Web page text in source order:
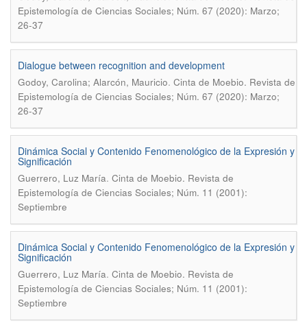
Epistemología de Ciencias Sociales; Núm. 67 (2020): Marzo;
26-37
Dialogue between recognition and development
Godoy, Carolina; Alarcón, Mauricio. Cinta de Moebio. Revista de
Epistemología de Ciencias Sociales; Núm. 67 (2020): Marzo;
26-37
Dinámica Social y Contenido Fenomenológico de la Expresión y
Significación
Guerrero, Luz María. Cinta de Moebio. Revista de
Epistemología de Ciencias Sociales; Núm. 11 (2001):
Septiembre
Dinámica Social y Contenido Fenomenológico de la Expresión y
Significación
Guerrero, Luz María. Cinta de Moebio. Revista de
Epistemología de Ciencias Sociales; Núm. 11 (2001):
Septiembre